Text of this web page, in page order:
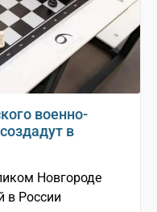
военно-
в
Новгороде
в России